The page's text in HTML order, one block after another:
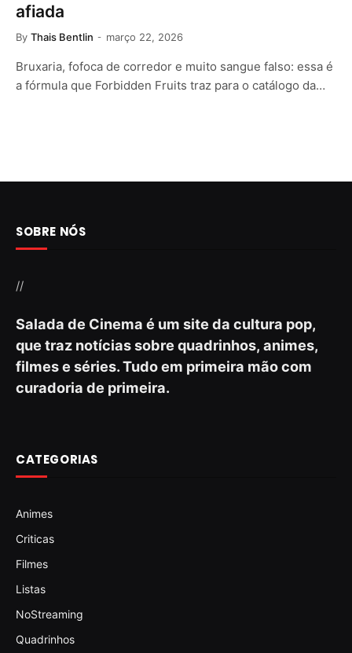
afiada
By Thais Bentlin março 22, 2026
Bruxaria, fofoca de corredor e muito sangue falso: essa é
a fórmula que Forbidden Fruits traz para o catálogo da…
SOBRE NÓS
//
Salada de Cinema é um site da cultura pop,
que traz notícias sobre quadrinhos, animes,
filmes e séries. Tudo em primeira mão com
curadoria de primeira.
CATEGORIAS
Animes
Criticas
Filmes
Listas
NoStreaming
Quadrinhos